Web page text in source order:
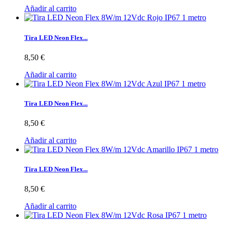
Añadir al carrito
Tira LED Neon Flex...
8,50 €
Añadir al carrito
Tira LED Neon Flex...
8,50 €
Añadir al carrito
Tira LED Neon Flex...
8,50 €
Añadir al carrito